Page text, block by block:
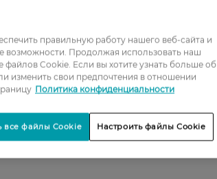
правильную работу нашего веб-сайта и
возможности. Продолжая использовать наш
файлов Cookie. Если вы хотите узнать больше об
изменить свои предпочтения в отношении
Политика конфиденциальности
Настроить файлы Cookie
все файлы Cookie